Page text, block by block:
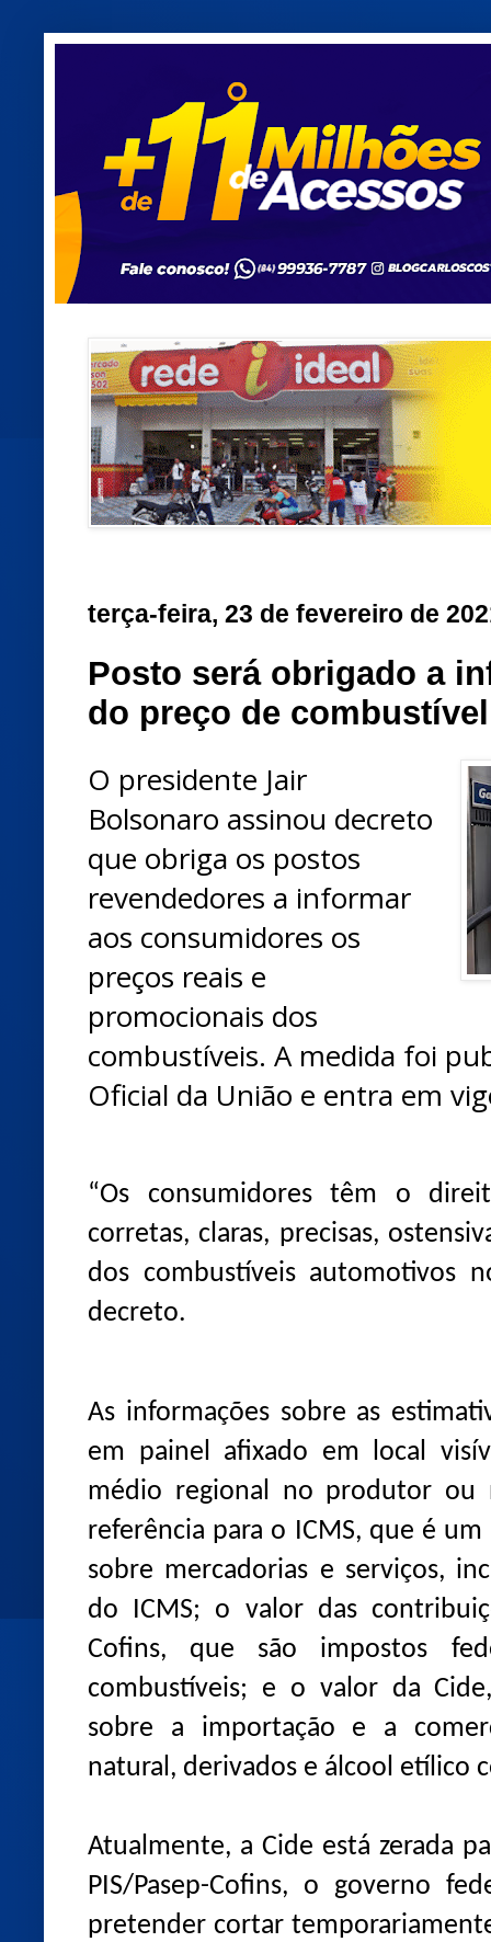
terça-feira, 23 de fevereiro de
Posto será obrigado a
do preço de combustível
O presidente Jair
Bolsonaro assinou decreto
que obriga os postos
revendedores a informar
aos consumidores os
preços reais e
promocionais dos
combustíveis. A medida foi
Oficial da União e entra em
“Os consumidores têm o
corretas, claras, precisas,
dos combustíveis automotivos
decreto.
As informações sobre as
em painel afixado em local
médio regional no produtor
referência para o ICMS, que é
sobre mercadorias e serviços,
do ICMS; o valor das
Cofins, que são impostos
combustíveis; e o valor da
sobre a importação e a
natural, derivados e álcool etílico
Atualmente, a Cide está zerada
PIS/Pasep-Cofins, o governo
pretender cortar